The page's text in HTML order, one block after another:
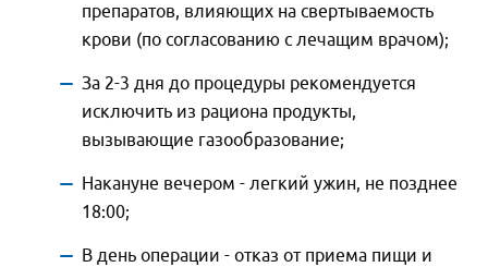
препаратов, влияющих на свертываемость
крови (по согласованию с лечащим врачом);
За 2-3 дня до процедуры рекомендуется
исключить из рациона продукты,
вызывающие газообразование;
Накануне вечером - легкий ужин, не позднее
18:00;
В день операции - отказ от приема пищи и